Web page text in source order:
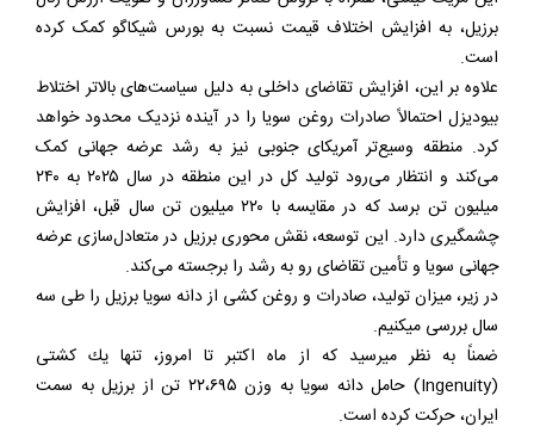
برزیل، به افزایش اختلاف قيمت نسبت به بورس شيكاگو کمک کرده
است.
علاوه بر این، افزایش تقاضای داخلی به دلیل سیاست‌های بالاتر اختلاط
بیودیزل احتمالاً صادرات روغن سویا را در آینده نزدیک محدود خواهد
کرد. منطقه وسیع‌تر آمریکای جنوبی نیز به رشد عرضه جهانی کمک
می‌کند و انتظار می‌رود تولید کل در این منطقه در سال ۲۰۲۵ به ۲۴۰
میلیون تن برسد که در مقایسه با ۲۲۰ میلیون تن سال قبل، افزایش
چشمگیری دارد. این توسعه، نقش محوری برزیل در متعادل‌سازی عرضه
جهانی سویا و تأمین تقاضای رو به رشد را برجسته می‌کند.
در زير، ميزان توليد، صادرات و روغن كشى از دانه سويا برزيل را طى سه
سال بررسى ميكنيم.
ضمناً به نظر ميرسيد كه از ماه اكتبر تا امروز، تنها يك كشتى
(Ingenuity) حامل دانه سويا به وزن ٢٢،٦٩٥ تن از برزيل به سمت
ايران، حركت كرده است.